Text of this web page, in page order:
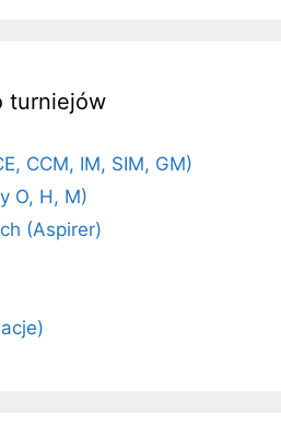
turniejów
CCM, IM, SIM, GM)
O, H, M)
(Aspirer)